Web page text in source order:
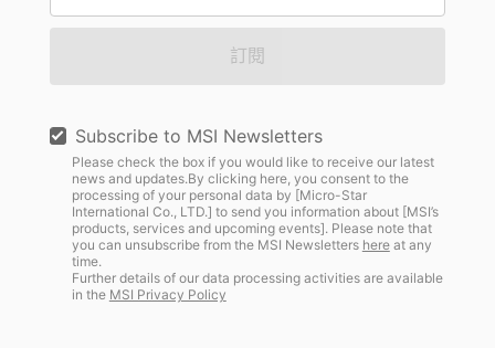
訂閱
Subscribe to MSI Newsletters
Please check the box if you would like to receive our latest
news and updates.By clicking here, you consent to the
processing of your personal data by [Micro-Star
International Co., LTD.] to send you information about [MSI’s
products, services and upcoming events]. Please note that
you can unsubscribe from the MSI Newsletters hereat any
time.
Further details of our data processing activities are available
in the MSI Privacy Policy